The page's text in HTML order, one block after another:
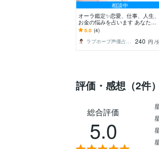
相談中
オーラ鑑定✨恋愛、仕事、人生、
お金の悩みを占います あなたの
オーラの色を教えますオーラから
のメッセージ伝えます
5.0 (4)
ラブホープ声優占い師⭐
240 円 /
評価・感想（2件
総合評価
5.0